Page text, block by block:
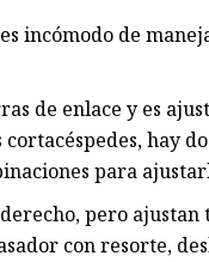
incómodo de
de enlace y es
hay
para
pero
con resorte,